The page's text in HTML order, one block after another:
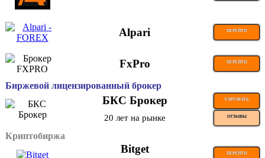
Alpari ПЕРЕЙТИ
FxPro ПЕРЕЙТИ
Биржевой лицензированный брокер
БКС Брокер ТОРГОВАТЬ
20 лет на рынке ОТЗЫВЫ
Криптобиржа
Bitget ПЕРЕЙТИ